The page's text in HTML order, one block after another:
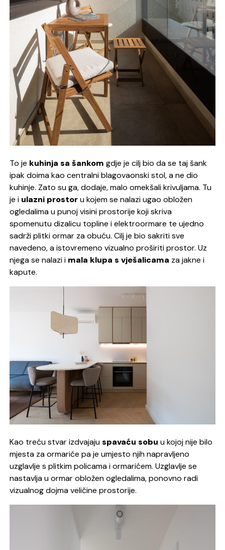
To je kuhinja sa šankom gdje je cilj bio da se taj šank
ipak doima kao centralni blagovaonski stol, a ne dio
kuhinje. Zato su ga, dodaje, malo omekšali krivuljama. Tu
je i ulazni prostoru kojem se nalazi ugao obložen
ogledalima u punoj visini prostorije koji skriva
spomenutu dizalicu topline i elektroormare te ujedno
sadrži plitki ormar za obuću. Cilj je bio sakriti sve
navedeno, a istovremeno vizualno proširiti prostor. Uz
njega se nalazi i mala klupa s vješalicama za jakne i
kapute.
Kao treću stvar izdvajajuspavaću sobu u kojoj nije bilo
mjesta za ormariće pa je umjesto njih napravljeno
uzglavlje s plitkim policama i ormarićem. Uzglavlje se
nastavlja u ormar obložen ogledalima, ponovno radi
vizualnog dojma veličine prostorije.